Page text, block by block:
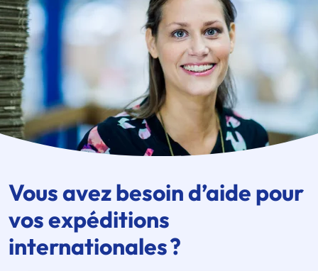
Vous avez besoin d’aide pour
vos expéditions
internationales ?